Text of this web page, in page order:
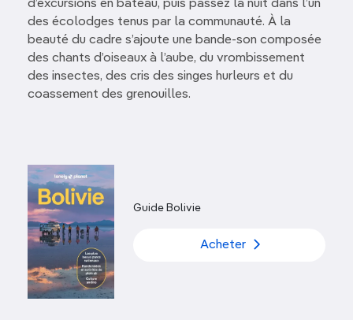
d’excursions en bateau, puis passez la nuit dans l’un
des écolodges tenus par la communauté. À la
beauté du cadre s’ajoute une bande-son composée
des chants d’oiseaux à l’aube, du vrombissement
des insectes, des cris des singes hurleurs et du
coassement des grenouilles.
Guide Bolivie
Acheter